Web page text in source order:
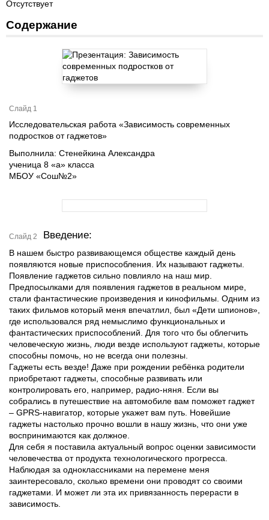
Отсутствует
Содержание
Слайд 1
Исследовательская работа «Зависимость современных
подростков от гаджетов»
Выполнила: Стенейкина Александра
ученица 8 «а» класса
МБОУ «Сош№2»
Слайд 2 Введение:
В нашем быстро развивающемся обществе каждый день
появляются новые приспособления. Их называют гаджеты.
Появление гаджетов сильно повлияло на наш мир.
Предпосылками для появления гаджетов в реальном мире,
стали фантастические произведения и кинофильмы. Одним из
таких фильмов который меня впечатлил, был «Дети шпионов»,
где использовался ряд немыслимо функциональных и
фантастических приспособлений. Для того что бы облегчить
человеческую жизнь, люди везде используют гаджеты, которые
способны помочь, но не всегда они полезны.
Гаджеты есть везде! Даже при рождении ребёнка родители
приобретают гаджеты, способные развивать или
контролировать его, например, радио-няня. Если вы
собрались в путешествие на автомобиле вам поможет гаджет
– GPRS-навигатор, которые укажет вам путь. Новейшие
гаджеты настолько прочно вошли в нашу жизнь, что они уже
воспринимаются как должное.
Для себя я поставила актуальный вопрос оценки зависимости
человечества от продукта технологического прогресса.
Наблюдая за одноклассниками на перемене меня
заинтересовало, сколько времени они проводят со своими
гаджетами. И может ли эта их привязанность перерасти в
зависимость.